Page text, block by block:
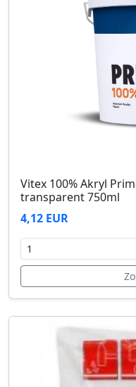
Vitex 100% Akryl
transparent 750ml
4,12 EUR